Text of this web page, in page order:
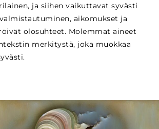
ja siihen vaikuttavat syvästi
aikomukset ja
olosuhteet. Molemmat aineet
merkitystä, joka muokkaa